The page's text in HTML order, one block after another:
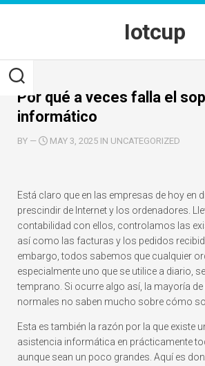
Skip
Iotcup
Por qué a veces falla el
informático
BY — MAY 3, 2025 IN UNCATEGORIZED
Está claro que en las empresas de hoy en
prescindir de Internet y los ordenadores.
contabilidad con ellos, controlamos las
así como las facturas y los pedidos
embargo, todos sabemos que cualquier
especialmente uno que se utilice a diario,
temprano. Si ocurre algo así, la mayoría
normales no saben mucho sobre cómo
Esta es también la razón por la que existe
asistencia informática en prácticamente
aunque sean un poco grandes. Aquí es